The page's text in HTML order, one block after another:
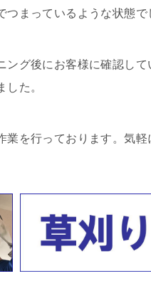
まっているような状態で
グ後にお客様に確認して
た。
を行っております。気軽